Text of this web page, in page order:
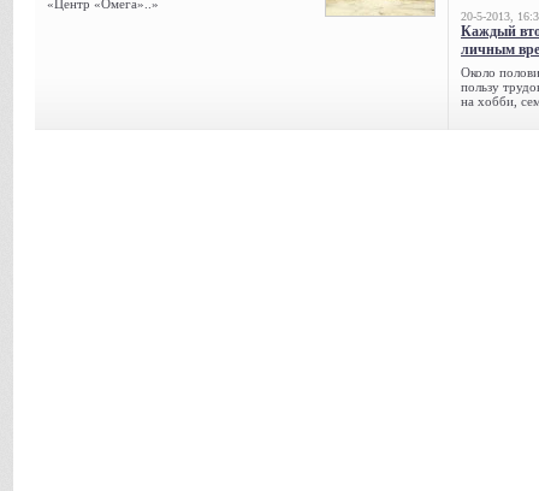
«Центр «Омега»..»
20-5-2013,
Каждый
личным
Около
пользу
на хобби,